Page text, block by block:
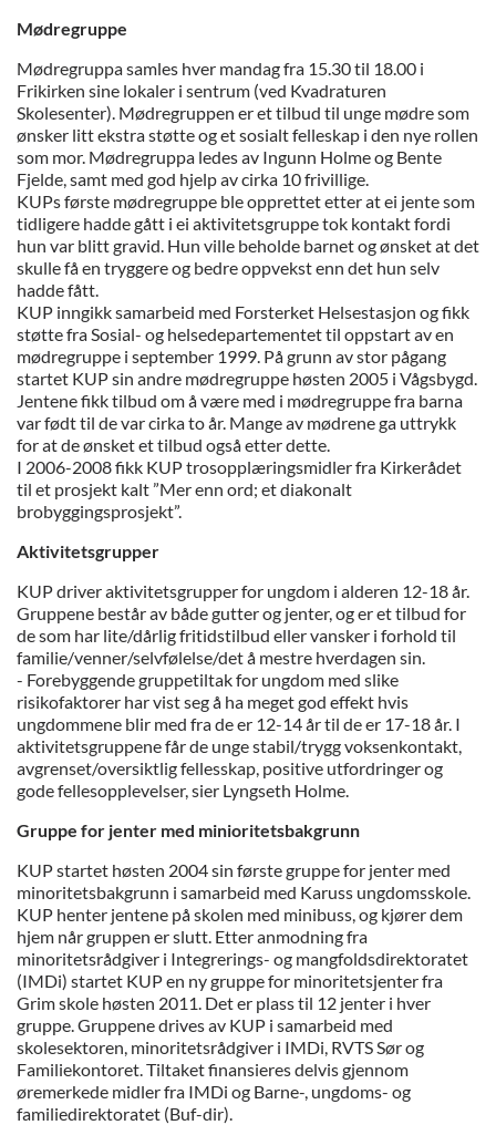
Mødregruppe
Mødregruppa samles hver mandag fra 15.30 til 18.00 i
Frikirken sine lokaler i sentrum (ved Kvadraturen
Skolesenter). Mødregruppen er et tilbud til unge mødre som
ønsker litt ekstra støtte og et sosialt felleskap i den nye rollen
som mor. Mødregruppa ledes av Ingunn Holme og Bente
Fjelde, samt med god hjelp av cirka 10 frivillige.
KUPs første mødregruppe ble opprettet etter at ei jente som
tidligere hadde gått i ei aktivitetsgruppe tok kontakt fordi
hun var blitt gravid. Hun ville beholde barnet og ønsket at det
skulle få en tryggere og bedre oppvekst enn det hun selv
hadde fått.
KUP inngikk samarbeid med Forsterket Helsestasjon og fikk
støtte fra Sosial- og helsedepartementet til oppstart av en
mødregruppe i september 1999. På grunn av stor pågang
startet KUP sin andre mødregruppe høsten 2005 i Vågsbygd.
Jentene fikk tilbud om å være med i mødregruppe fra barna
var født til de var cirka to år. Mange av mødrene ga uttrykk
for at de ønsket et tilbud også etter dette.
I 2006-2008 fikk KUP trosopplæringsmidler fra Kirkerådet
til et prosjekt kalt ”Mer enn ord; et diakonalt
brobyggingsprosjekt”.
Aktivitetsgrupper
KUP driver aktivitetsgrupper for ungdom i alderen 12-18 år.
Gruppene består av både gutter og jenter, og er et tilbud for
de som har lite/dårlig fritidstilbud eller vansker i forhold til
familie/venner/selvfølelse/det å mestre hverdagen sin.
- Forebyggende gruppetiltak for ungdom med slike
risikofaktorer har vist seg å ha meget god effekt hvis
ungdommene blir med fra de er 12-14 år til de er 17-18 år. I
aktivitetsgruppene får de unge stabil/trygg voksenkontakt,
avgrenset/oversiktlig fellesskap, positive utfordringer og
gode fellesopplevelser, sier Lyngseth Holme.
Gruppe for jenter med minioritetsbakgrunn
KUP startet høsten 2004 sin første gruppe for jenter med
minoritetsbakgrunn i samarbeid med Karuss ungdomsskole.
KUP henter jentene på skolen med minibuss, og kjører dem
hjem når gruppen er slutt. Etter anmodning fra
minoritetsrådgiver i Integrerings- og mangfoldsdirektoratet
(IMDi) startet KUP en ny gruppe for minoritetsjenter fra
Grim skole høsten 2011. Det er plass til 12 jenter i hver
gruppe. Gruppene drives av KUP i samarbeid med
skolesektoren, minoritetsrådgiver i IMDi, RVTS Sør og
Familiekontoret. Tiltaket finansieres delvis gjennom
øremerkede midler fra IMDi og Barne-, ungdoms- og
familiedirektoratet (Buf-dir).